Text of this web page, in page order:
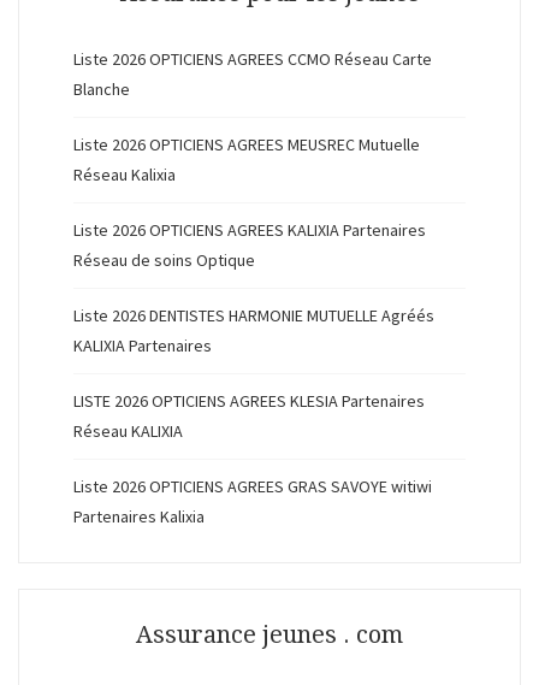
Liste 2026 OPTICIENS AGREES CCMO Réseau Carte
Blanche
Liste 2026 OPTICIENS AGREES MEUSREC Mutuelle
Réseau Kalixia
Liste 2026 OPTICIENS AGREES KALIXIA Partenaires
Réseau de soins Optique
Liste 2026 DENTISTES HARMONIE MUTUELLE Agréés
KALIXIA Partenaires
LISTE 2026 OPTICIENS AGREES KLESIA Partenaires
Réseau KALIXIA
Liste 2026 OPTICIENS AGREES GRAS SAVOYE witiwi
Partenaires Kalixia
Assurance jeunes . com